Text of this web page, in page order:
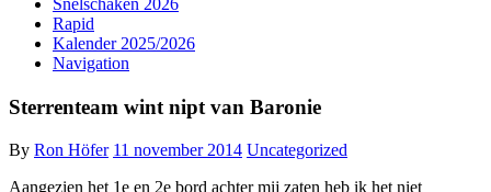
Snelschaken 2026
Rapid
Kalender 2025/2026
Navigation
Sterrenteam wint nipt van Baronie
By Ron Höfer 11 november 2014 Uncategorized
Aangezien het 1e en 2e bord achter mij zaten heb ik het niet